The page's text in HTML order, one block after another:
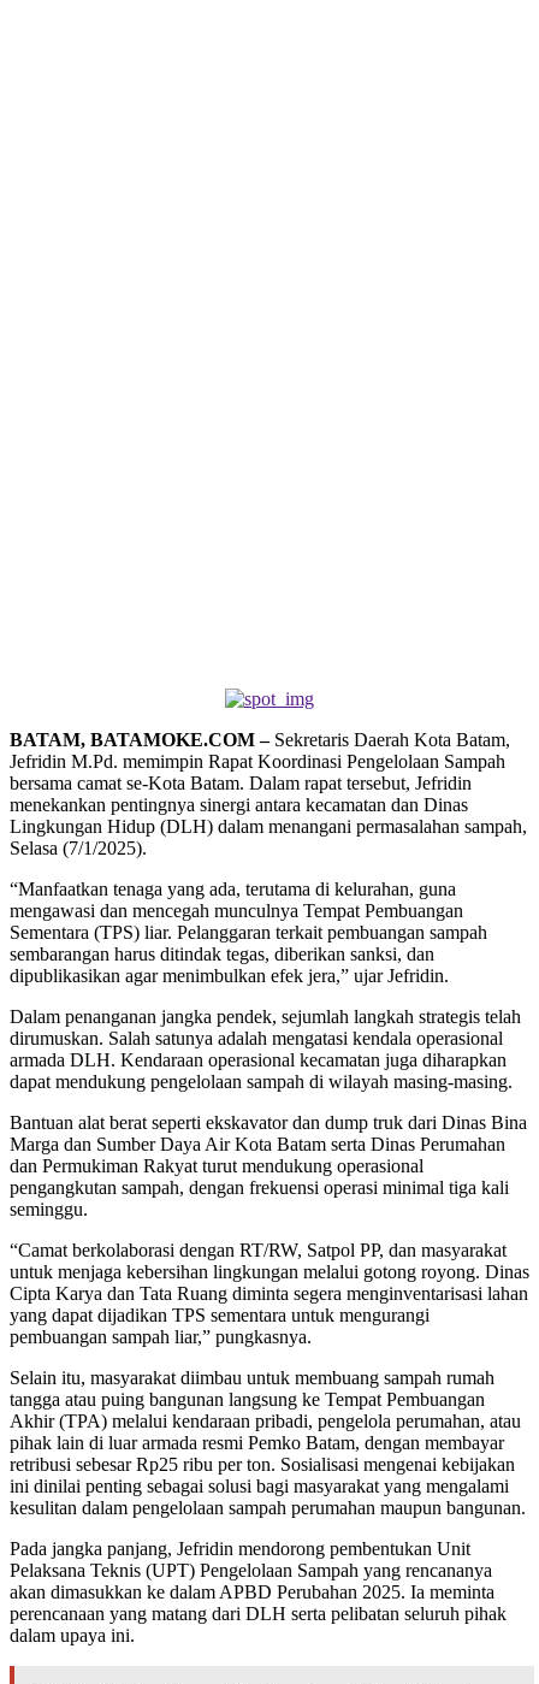
BATAM, BATAMOKE.COM –Sekretaris Daerah Kota Batam,
Jefridin M.Pd. memimpin Rapat Koordinasi Pengelolaan Sampah
bersama camat se-Kota Batam. Dalam rapat tersebut, Jefridin
menekankan pentingnya sinergi antara kecamatan dan Dinas
Lingkungan Hidup (DLH) dalam menangani permasalahan sampah,
Selasa (7/1/2025).
“Manfaatkan tenaga yang ada, terutama di kelurahan, guna
mengawasi dan mencegah munculnya Tempat Pembuangan
Sementara (TPS) liar. Pelanggaran terkait pembuangan sampah
sembarangan harus ditindak tegas, diberikan sanksi, dan
dipublikasikan agar menimbulkan efek jera,” ujar Jefridin.
Dalam penanganan jangka pendek, sejumlah langkah strategis telah
dirumuskan. Salah satunya adalah mengatasi kendala operasional
armada DLH. Kendaraan operasional kecamatan juga diharapkan
dapat mendukung pengelolaan sampah di wilayah masing-masing.
Bantuan alat berat seperti ekskavator dan dump truk dari Dinas Bina
Marga dan Sumber Daya Air Kota Batam serta Dinas Perumahan
dan Permukiman Rakyat turut mendukung operasional
pengangkutan sampah, dengan frekuensi operasi minimal tiga kali
seminggu.
“Camat berkolaborasi dengan RT/RW, Satpol PP, dan masyarakat
untuk menjaga kebersihan lingkungan melalui gotong royong. Dinas
Cipta Karya dan Tata Ruang diminta segera menginventarisasi lahan
yang dapat dijadikan TPS sementara untuk mengurangi
pembuangan sampah liar,” pungkasnya.
Selain itu, masyarakat diimbau untuk membuang sampah rumah
tangga atau puing bangunan langsung ke Tempat Pembuangan
Akhir (TPA) melalui kendaraan pribadi, pengelola perumahan, atau
pihak lain di luar armada resmi Pemko Batam, dengan membayar
retribusi sebesar Rp25 ribu per ton. Sosialisasi mengenai kebijakan
ini dinilai penting sebagai solusi bagi masyarakat yang mengalami
kesulitan dalam pengelolaan sampah perumahan maupun bangunan.
Pada jangka panjang, Jefridin mendorong pembentukan Unit
Pelaksana Teknis (UPT) Pengelolaan Sampah yang rencananya
akan dimasukkan ke dalam APBD Perubahan 2025. Ia meminta
perencanaan yang matang dari DLH serta pelibatan seluruh pihak
dalam upaya ini.